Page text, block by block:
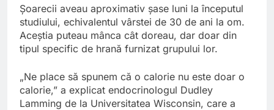
Șoarecii aveau aproximativ șase luni la începutul
studiului, echivalentul vârstei de 30 de ani la om.
Aceștia puteau mânca cât doreau, dar doar din
tipul specific de hrană furnizat grupului lor.
„Ne place să spunem că o calorie nu este doar o
calorie,” a explicat endocrinologul Dudley
Lamming de la Universitatea Wisconsin, care a